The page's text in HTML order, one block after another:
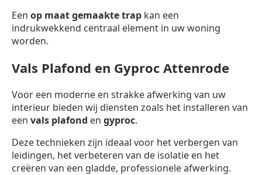
Een op maat gemaakte trap kan een
indrukwekkend centraal element in uw woning
worden.
Vals Plafond en Gyproc Attenrode
Voor een moderne en strakke afwerking van uw
interieur bieden wij diensten zoals het installeren van
een vals plafond en gyproc.
Deze technieken zijn ideaal voor het verbergen van
leidingen, het verbeteren van de isolatie en het
creëren van een gladde, professionele afwerking.